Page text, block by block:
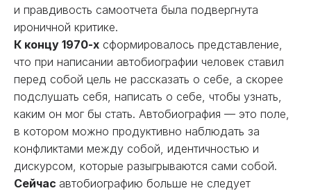
и правдивость самоотчета была подвергнута
ироничной критике.
К концу 1970-х сформировалось представление,
что при написании автобиографии человек ставил
перед собой цель не рассказать о себе, а скорее
подслушать себя, написать о себе, чтобы узнать,
каким он мог бы стать. Автобиография — это поле,
в котором можно продуктивно наблюдать за
конфликтами между собой, идентичностью и
дискурсом, которые разыгрываются сами собой.
Сейчас автобиографию больше не следует